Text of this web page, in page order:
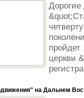
церкви
на Дальнем